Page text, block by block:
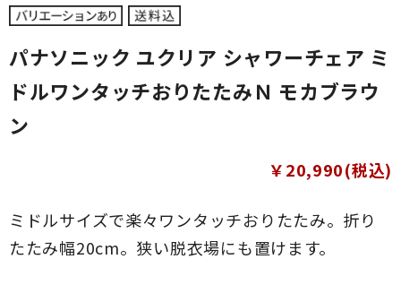
パナソニック ユクリア シャワーチェア ミ
ドルワンタッチおりたたみＮ モカブラウ
ン
ミドルサイズで楽々ワンタッチおりたたみ。折り
たたみ幅20cm。狭い脱衣場にも置けます。
￥20,990(税込)